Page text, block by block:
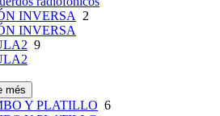
INVERSA 2
INVERSA
9
més
Y PLATILLO 6